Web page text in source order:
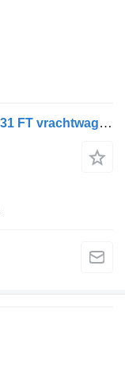
Hoofdremcilinder voor Leyland VS 431 FT vrachtwagen